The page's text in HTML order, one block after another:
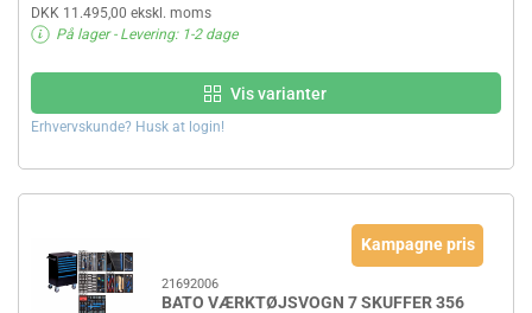
DKK 11.495,00 ekskl. moms
På lager- Levering: 1-2 dage
Vis varianter
Erhvervskunde? Husk at login!
Kampagne pris
21692006
BATO VÆRKTØJSVOGN 7 SKUFFER 356